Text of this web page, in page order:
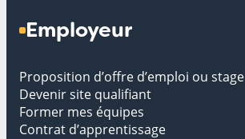
Employeur
Proposition d’offre d’emploi ou stage
Devenir site qualifiant
Former mes équipes
Contrat d’apprentissage